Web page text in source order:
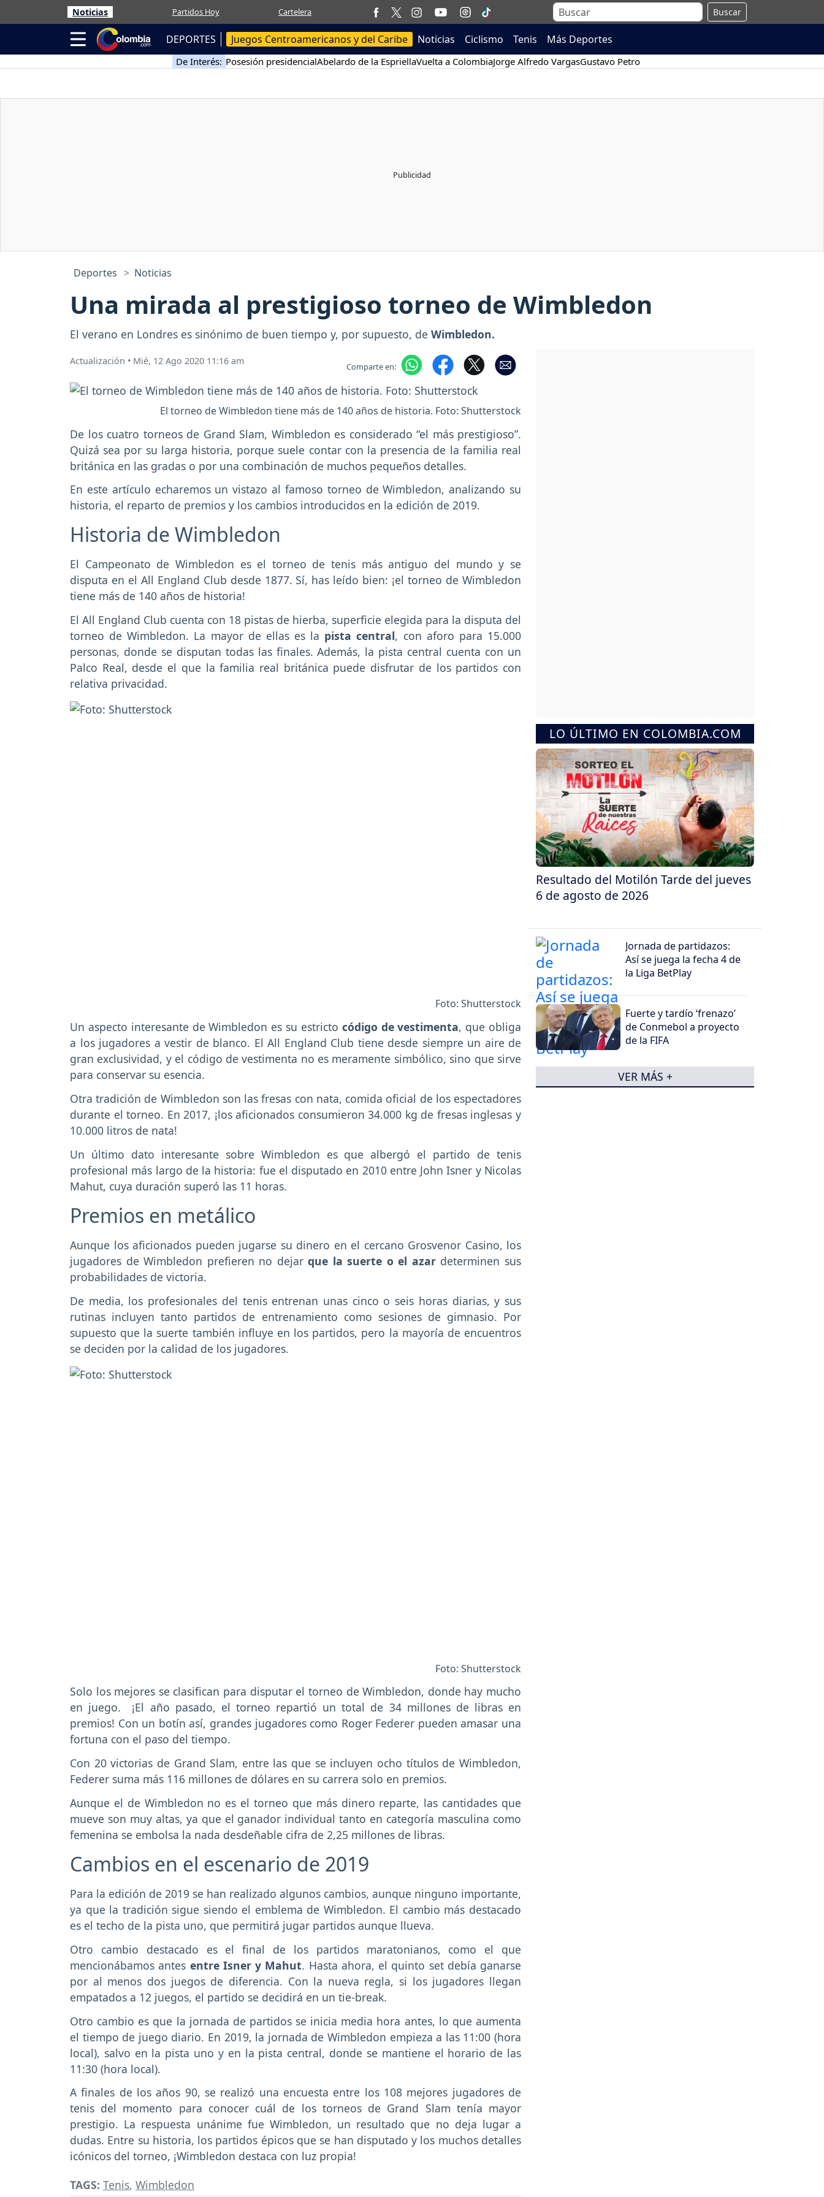
Noticias Partidos Hoy Cartelera Buscar
DEPORTES Juegos Centroamericanos y del Caribe Noticias Ciclismo Tenis Más Deportes
De Interés: Posesión presidencialAbelardo de la EspriellaVuelta a ColombiaJorge Alfredo VargasGustavo Petro
Deportes Noticias
Una mirada al prestigioso torneo de Wimbledon
El verano en Londres es sinónimo de buen tiempo y, por supuesto, de Wimbledon.
Actualización • Mié, 12 Ago 2020 11:16 am Comparte en:
El torneo de Wimbledon tiene más de 140 años de historia. Foto: Shutterstock
De los cuatro torneos de Grand Slam, Wimbledon es considerado “el más prestigioso”.
Quizá sea por su larga historia, porque suele contar con la presencia de la familia real
británica en las gradas o por una combinación de muchos pequeños detalles.
En este artículo echaremos un vistazo al famoso torneo de Wimbledon, analizando su
historia, el reparto de premios y los cambios introducidos en la edición de 2019.
Historia de Wimbledon
El Campeonato de Wimbledon es el torneo de tenis más antiguo del mundo y se
disputa en el All England Club desde 1877. Sí, has leído bien: ¡el torneo de Wimbledon
tiene más de 140 años de historia!
El All England Club cuenta con 18 pistas de hierba, superficie elegida para la disputa del
torneo de Wimbledon. La mayor de ellas es la pista central, con aforo para 15.000
personas, donde se disputan todas las finales. Además, la pista central cuenta con un
Palco Real, desde el que la familia real británica puede disfrutar de los partidos con
relativa privacidad.
Foto: Shutterstock
Un aspecto interesante de Wimbledon es su estricto código de vestimenta, que obliga
a los jugadores a vestir de blanco. El All England Club tiene desde siempre un aire de
gran exclusividad, y el código de vestimenta no es meramente simbólico, sino que sirve
para conservar su esencia.
Otra tradición de Wimbledon son las fresas con nata, comida oficial de los espectadores
durante el torneo. En 2017, ¡los aficionados consumieron 34.000 kg de fresas inglesas y
10.000 litros de nata!
Un último dato interesante sobre Wimbledon es que albergó el partido de tenis
profesional más largo de la historia: fue el disputado en 2010 entre John Isner y Nicolas
Mahut, cuya duración superó las 11 horas.
Premios en metálico
Aunque los aficionados pueden jugarse su dinero en el cercano Grosvenor Casino, los
jugadores de Wimbledon prefieren no dejarque la suerte o el azardeterminen sus
probabilidades de victoria.
De media, los profesionales del tenis entrenan unas cinco o seis horas diarias, y sus
rutinas incluyen tanto partidos de entrenamiento como sesiones de gimnasio. Por
supuesto que la suerte también influye en los partidos, pero la mayoría de encuentros
se deciden por la calidad de los jugadores.
Foto: Shutterstock
Solo los mejores se clasifican para disputar el torneo de Wimbledon, donde hay mucho
en juego. ¡El año pasado, el torneo repartió un total de 34 millones de libras en
premios! Con un botín así, grandes jugadores como Roger Federer pueden amasar una
fortuna con el paso del tiempo.
Con 20 victorias de Grand Slam, entre las que se incluyen ocho títulos de Wimbledon,
Federer suma más 116 millones de dólares en su carrera solo en premios.
Aunque el de Wimbledon no es el torneo que más dinero reparte, las cantidades que
mueve son muy altas, ya que el ganador individual tanto en categoría masculina como
femenina se embolsa la nada desdeñable cifra de 2,25 millones de libras.
Cambios en el escenario de 2019
Para la edición de 2019 se han realizado algunos cambios, aunque ninguno importante,
ya que la tradición sigue siendo el emblema de Wimbledon. El cambio más destacado
es el techo de la pista uno, que permitirá jugar partidos aunque llueva.
Otro cambio destacado es el final de los partidos maratonianos, como el que
mencionábamos antes entre Isner y Mahut. Hasta ahora, el quinto set debía ganarse
por al menos dos juegos de diferencia. Con la nueva regla, si los jugadores llegan
empatados a 12 juegos, el partido se decidirá en un tie-break.
Otro cambio es que la jornada de partidos se inicia media hora antes, lo que aumenta
el tiempo de juego diario. En 2019, la jornada de Wimbledon empieza a las 11:00 (hora
local), salvo en la pista uno y en la pista central, donde se mantiene el horario de las
11:30 (hora local).
A finales de los años 90, se realizó una encuesta entre los 108 mejores jugadores de
tenis del momento para conocer cuál de los torneos de Grand Slam tenía mayor
prestigio. La respuesta unánime fue Wimbledon, un resultado que no deja lugar a
dudas. Entre su historia, los partidos épicos que se han disputado y los muchos detalles
icónicos del torneo, ¡Wimbledon destaca con luz propia!
TAGS: Tenis, Wimbledon
LO ÚLTIMO EN COLOMBIA.COM
Resultado del Motilón Tarde del jueves
6 de agosto de 2026
Jornada de partidazos:
Así se juega la fecha 4 de
la Liga BetPlay
Fuerte y tardío ‘frenazo’
de Conmebol a proyecto
de la FIFA
VER MÁS +